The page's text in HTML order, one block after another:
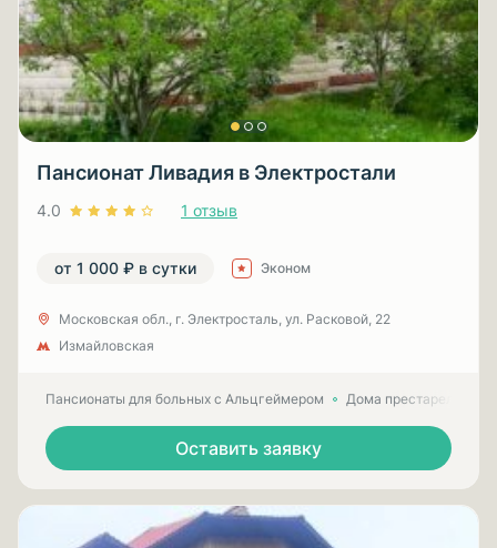
Пансионат Ливадия в Электростали
4.0 1 отзыв
от 1 000 ₽ в сутки Эконом
Московская обл., г. Электросталь, ул. Расковой, 22
Измайловская
Пансионаты для больных с Альцгеймером Дома престарелых
Оставить заявку